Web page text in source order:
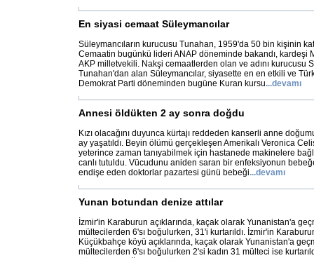
En siyasi cemaat Süleymancılar
Süleymancıların kurucusu Tunahan, 1959'da 50 bin kişinin
Cemaatin bugünkü lideri ANAP döneminde bakandı, kardeşi
AKP milletvekili. Nakşi cemaatlerden olan ve adını kurucusu
Tunahan'dan alan Süleymancılar, siyasette en en etkili ve
Demokrat Parti döneminden bugüne Kuran kursu...devamı
Annesi öldükten 2 ay sonra doğdu
Kızı olacağını duyunca kürtajı reddeden kanserli anne
ay yaşatıldı. Beyin ölümü gerçekleşen Amerikalı Veronica
yeterince zaman tanıyabilmek için hastanede makinelere
canlı tutuldu. Vücudunu aniden saran bir enfeksiyonun
endişe eden doktorlar pazartesi günü bebeği...devamı
Yunan botundan denize attılar
İzmir'in Karaburun açıklarında, kaçak olarak Yunanistan'a
mültecilerden 6'sı boğulurken, 31'i kurtarıldı. İzmir'in
Küçükbahçe köyü açıklarında, kaçak olarak Yunanistan'a
mültecilerden 6'sı boğulurken 2'si kadın 31 mülteci ise